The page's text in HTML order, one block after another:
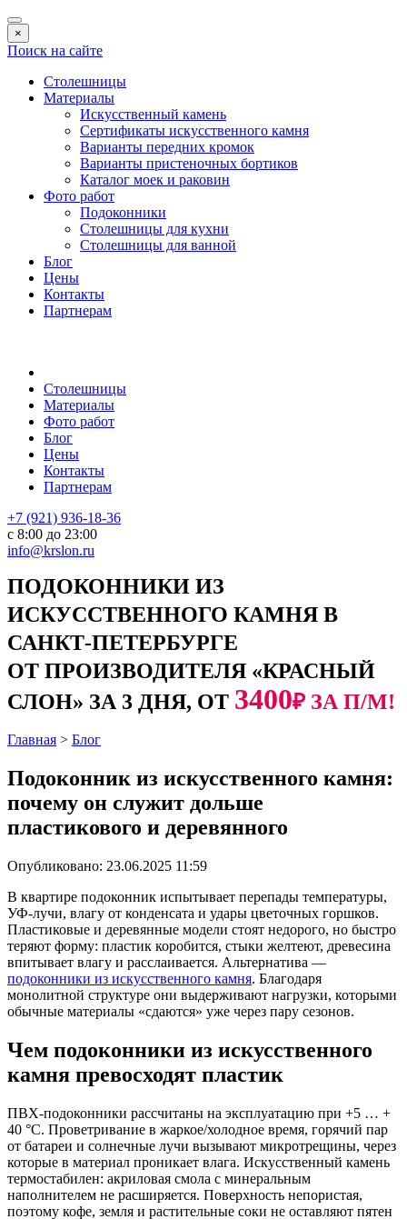
×
Поиск на сайте
Столешницы
Материалы
Искусственный камень
Сертификаты искусственного камня
Варианты передних кромок
Варианты пристеночных бортиков
Каталог моек и раковин
Фото работ
Подоконники
Столешницы для кухни
Столешницы для ванной
Блог
Цены
Контакты
Партнерам
Столешницы
Материалы
Фото работ
Блог
Цены
Контакты
Партнерам
+7 (921) 936-18-36
с 8:00 до 23:00
info@krslon.ru
ПОДОКОННИКИ ИЗ
ИСКУССТВЕННОГО КАМНЯ В
САНКТ-ПЕТЕРБУРГЕ
ОТ ПРОИЗВОДИТЕЛЯ «КРАСНЫЙ
СЛОН» ЗА 3 ДНЯ, ОТ 3400₽ ЗА П/М!
Главная > Блог
Подоконник из искусственного камня:
почему он служит дольше
пластикового и деревянного
Опубликовано: 23.06.2025 11:59
В квартире подоконник испытывает перепады температуры,
УФ-лучи, влагу от конденсата и удары цветочных горшков.
Пластиковые и деревянные модели стоят недорого, но быстро
теряют форму: пластик коробится, стыки желтеют, древесина
впитывает влагу и расслаивается. Альтернатива —
подоконники из искусственного камня. Благодаря
монолитной структуре они выдерживают нагрузки, которыми
обычные материалы «сдаются» уже через пару сезонов.
Чем подоконники из искусственного
камня превосходят пластик
ПВХ-подоконники рассчитаны на эксплуатацию при +5 … +
40 °C. Проветривание в жаркое/холодное время, горячий пар
от батареи и солнечные лучи вызывают микротрещины, через
которые в материал проникает влага. Искусственный камень
термостабилен: акриловая смола с минеральным
наполнителем не расширяется. Поверхность непористая,
поэтому кофе, земля и растительные соки не оставляют пятен